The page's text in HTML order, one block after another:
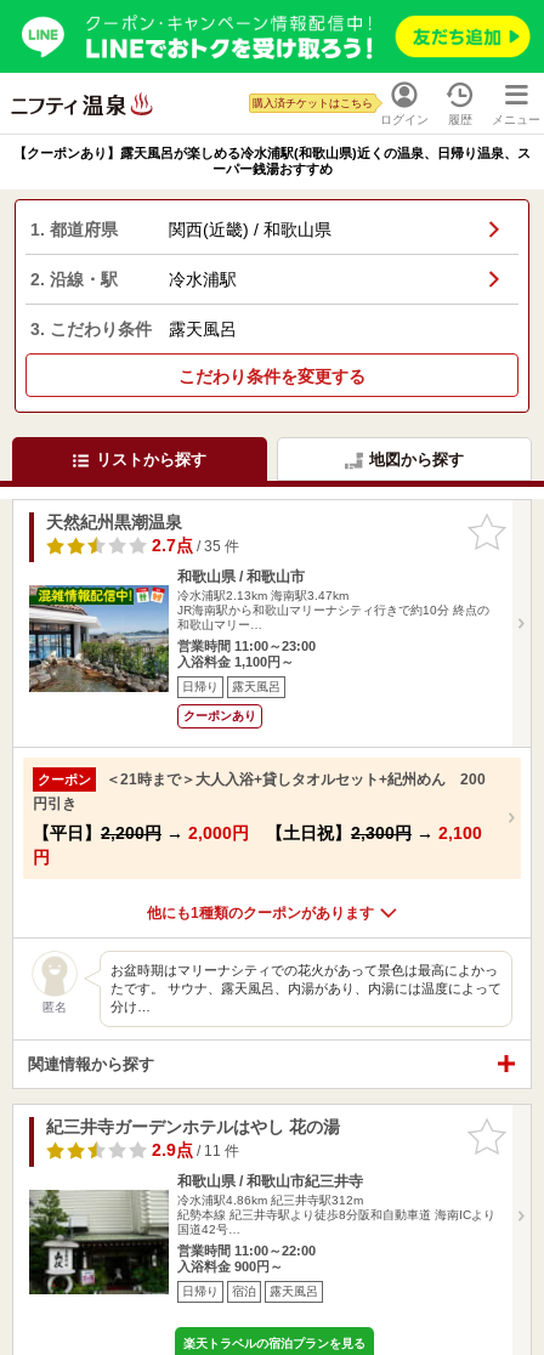
ログイン
購入済チケットはこちら
履歴 メニュー
【クーポンあり】露天風呂が楽しめる冷水浦駅(和歌山県)近くの温泉、日帰り温泉、ス
ーパー銭湯おすすめ
1. 都道府県 関西(近畿) / 和歌山県
2. 沿線・駅 冷水浦駅
3. こだわり条件 露天風呂
こだわり条件を変更する
リストから探す 地図から探す
お気に入
りに追加
天然紀州黒潮温泉
2.7点/ 35 件
和歌山県 / 和歌山市
冷水浦駅2.13km 海南駅3.47km
JR海南駅から和歌山マリーナシティ行きで約10分 終点の
和歌山マリー…
営業時間 11:00～23:00
入浴料金 1,100円～
日帰り 露天風呂
クーポンあり
クーポン
＜21時まで＞大人入浴+貸しタオルセット+紀州めん 200
円引き
【平日】 2,200円 → 2,000円 【土日祝】 2,300円 → 2,100
円
他にも1種類のクーポンがあります
匿名
お盆時期はマリーナシティでの花火があって景色は最高によかっ
たです。 サウナ、露天風呂、内湯があり、内湯には温度によって
分け…
関連情報から探す
お気に入
りに追加
紀三井寺ガーデンホテルはやし 花の湯
2.9点/ 11 件
和歌山県 / 和歌山市紀三井寺
冷水浦駅4.86km 紀三井寺駅312m
紀勢本線 紀三井寺駅より徒歩8分阪和自動車道 海南ICより
国道42号…
営業時間 11:00～22:00
入浴料金 900円～
日帰り 宿泊 露天風呂
楽天トラベルの宿泊プランを見る